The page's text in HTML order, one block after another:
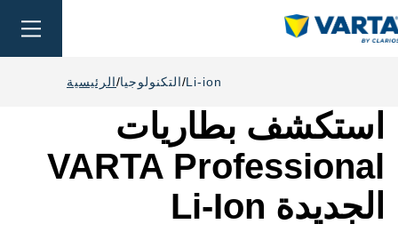
الرئيسية التكنولوجيا Li-ion
استكشف بطاريات
VARTA Professional
Li-Ion الجديدة